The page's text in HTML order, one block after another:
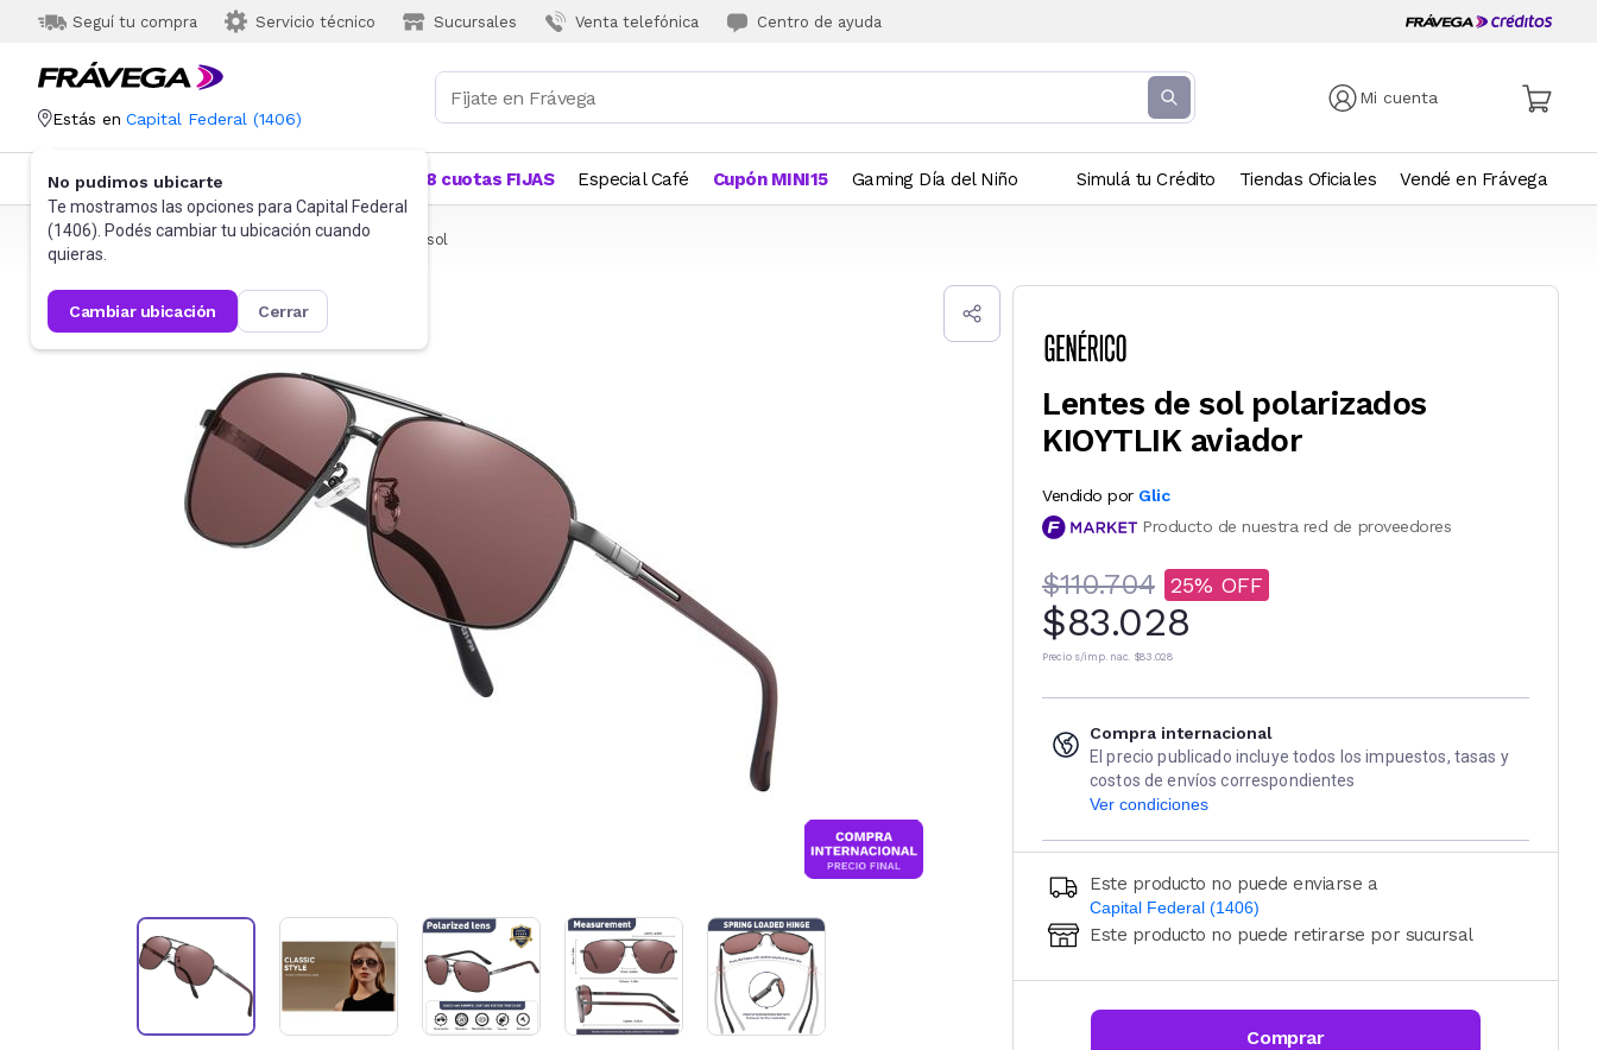
Seguí tu compra Servicio técnico Sucursales Venta telefónica Centro de ayuda
Mi cuenta
Estás en Capital Federal (1406)
No pudimos ubicarte
Te mostramos las opciones para Capital Federal
(1406). Podés cambiar tu ubicación cuando
quieras.
cambiar ubicación cerrar
Categorías Más Vendidos 18 cuotas FIJAS Especial Café Cupón MINI15 Gaming Día del Niño Simulá tu Crédito Tiendas Oficiales Vendé en Frávega
Frávega Indumentaria Accesorios Anteojos de sol
Lentes de sol polarizados
KIOYTLIK aviador
Vendido por Glic
Producto de nuestra red de proveedores
$110.704 25
$83.028
Precio s/imp. nac. $83.028
Compra internacional
El precio publicado incluye todos los impuestos, tasas y
costos de envíos correspondientes
Ver condiciones
Este producto no puede enviarse a
Capital Federal (1406)
Ingresá código postal (sólo números)
CALCULAR
Este producto no puede retirarse por sucursal
Comprar